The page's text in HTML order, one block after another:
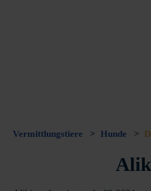
Vermittlungstiere > Hunde >